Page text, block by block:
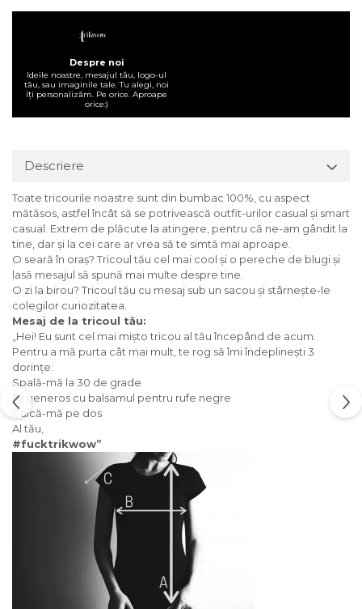
Despre noi
Ideile noastre, mesajul tău, logo-ul
tău, sau imaginile tale. Tu alegi, noi
îți personalizăm. Pe orice. Aproape
orice:)
Descriere
Toate tricourile noastre sunt din bumbac 100%, cu aspect
mătăsos, astfel încât să se potrivească outfit-urilor casual și smart
casual. Extrem de plăcute la atingere, pentru că ne-am gândit la
tine, dar și la cei care ar vrea să te simtă mai aproape.
O seară în oraș? Tricoul tău cel mai cool și o pereche de blugi și
lasă mesajul să spună mai multe despre tine.
O zi la birou? Tricoul tău cu mesaj sub un sacou și stârnește-le
colegilor curiozitatea.
Mesaj de la tricoul tău:
„Hei! Eu sunt cel mai mișto tricou al tău începând de acum.
Pentru a mă purta cât mai mult, te rog să îmi îndeplinești 3
dorințe:
Spală-mă la 30 de grade
Fii generos cu balsamul pentru rufe negre
Calcă-mă pe dos
Al tău,
#fucktrikwow”